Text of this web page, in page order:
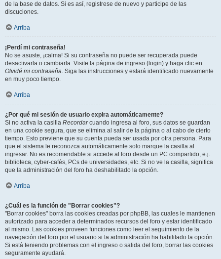
de la base de datos. Si es así, registrese de nuevo y participe de las
discuciones.
Arriba
¡Perdí mi contraseña!
No se asuste, ¡calma! Si su contraseña no puede ser recuperada puede
desactivarla o cambiarla. Visite la página de ingreso (login) y haga clic en
Olvidé mi contraseña. Siga las instrucciones y estará identificado nuevamente
en muy poco tiempo.
Arriba
¿Por qué mi sesión de usuario expira automáticamente?
Si no activa la casilla Recordarcuando ingresa al foro, sus datos se guardan
en una cookie segura, que se elimina al salir de la página o al cabo de cierto
tiempo. Esto previene que su cuenta pueda ser usada por otra persona. Para
que el sistema le reconozca automáticamente solo marque la casilla al
ingresar. No es recomendable si accede al foro desde un PC compartido, e.j.
biblioteca, cyber-cafés, PCs de universidades, etc. Si no ve la casilla, significa
que la administración del foro ha deshabilitado la opción.
Arriba
¿Cuál es la función de "Borrar cookies"?
"Borrar cookies" borra las cookies creadas por phpBB, las cuales le mantienen
autorizado para acceder a determinados recursos del foro y estar identificado
al mismo. Las cookies proveen funciones como leer el seguimiento de la
navegación del foro por el usuario si la administración ha habilitado la opción.
Si está teniendo problemas con el ingreso o salida del foro, borrar las cookies
seguramente ayudará.